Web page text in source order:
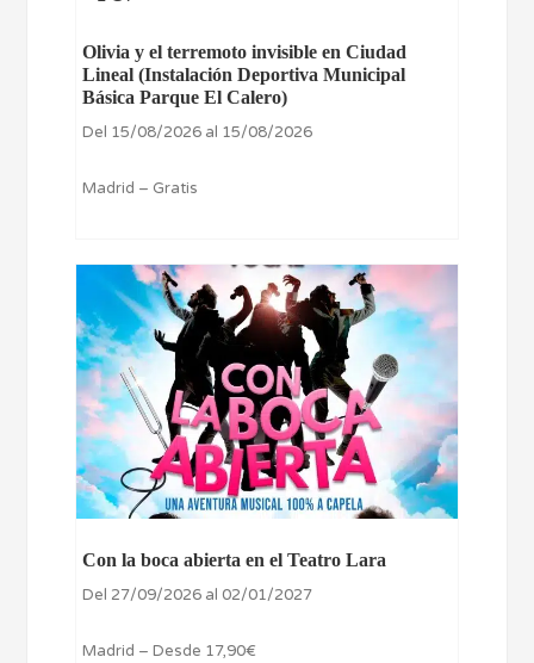
Olivia y el terremoto invisible en Ciudad
Lineal (Instalación Deportiva Municipal
Básica Parque El Calero)
Del 15/08/2026 al 15/08/2026
Madrid – Gratis
Con la boca abierta en el Teatro Lara
Del 27/09/2026 al 02/01/2027
Madrid – Desde 17,90€